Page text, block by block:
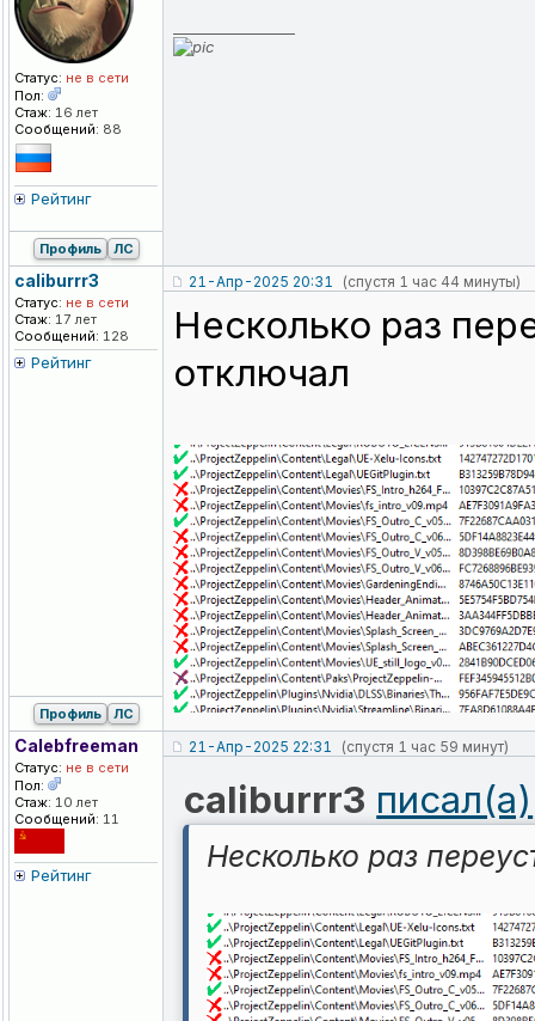
Статус: не в сети
Пол:
Стаж: 16 лет
Сообщений: 88
Рейтинг
Профиль ЛС
caliburrr3
Статус: не в сети
Стаж: 17 лет
Сообщений: 128
Рейтинг
21-Апр-2025 20:31 (спустя 1 час 44 минуты)
Несколько раз
отключал
Профиль ЛС
Calebfreeman
Статус: не в сети
Пол:
Стаж: 10 лет
Сообщений: 11
Рейтинг
21-Апр-2025 22:31 (спустя 1 час 59 минут)
caliburrr3 писал(а)
Несколько раз